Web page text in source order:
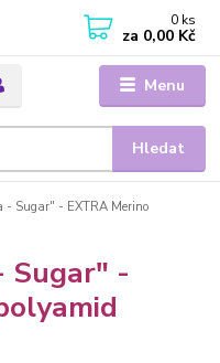
Menu
Hledat
0 ks
za 0,00 Kč
- Sugar" - EXTRA Merino
Sugar" -